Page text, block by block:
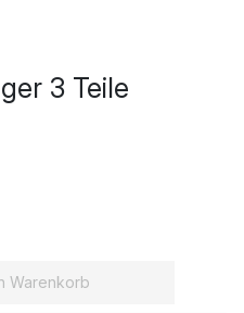
3 Teile
Warenkorb